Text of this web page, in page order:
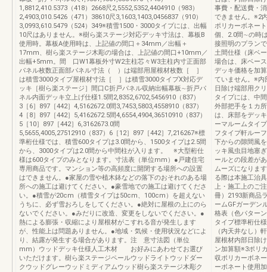
1,8812,410.5373（418）2668尺2,5552,5352,4404910（983）
2,4903,010.5426（471）38610尺3,1603,1403,0456837（910）
3,0993,610.5479（524）349※積雪1500・3000タイプには、出幅
10尺はありません。※樹ら楽ステージ対応デッキ寸法は、幕板B
使用時。幕板A使用時は、上記値の間口＋34mm／出幅＋
17mm、樹ら楽ステージ木彫の場合は、上記値の間口+10mm／
出幅+5mm。間 口W1幕板外寸W2主柱芯々W3主柱内寸正面部
パネル枚数正面部パネル寸法（ ）は端部用屋根材枚数［ ］
は積雪3000タイプ屋根材寸法［ ］は積雪3000タイプX対応デ
ッキ［樹ら楽ステージ］間口C折戸パネル収納出幅幕板∼折戸パ
ネル内面デッキ立上げ仕様1.5間2,8352,6702,5456910（837）
3［6］897［442］4,5162672.0間3,7453,5803,4558910（837）
4［8］897［442］5,4162672.5間4,6554,4904,36510910（837）
5［10］897［442］6,3162673.0間
5,5655,4005,27512910（837）6［12］897［442］7,216267※標
準桁仕様では、積雪600タイプは3.0間から、1500タイプは2.5間
から、3000タイプは2.0間から中間柱が入ります。 ※大型桁仕
様は600タイプのみとなります。寸法表（単位mm）●戸建住宅
専用商品です。マンション等の高頻度に開閉する場所への設置
はできません。●家屋の雪や植木鉢などの落下のおそれのある場
所への施工は避けてください。●豪雪地での施工は避けてくださ
い。●積雪が20cm（積雪タイプは50cm、100cm）を超えない
うちに、必ず雪おろしをしてください。●絶対に屋根の上にのら
ないでください。●みだりに改造、変更をしないでください。●
熱による膨張・収縮により屋根材がこすれる音が発生します
が、性能上は問題ありません。●地域・気候・使用状況などによ
り、結露が発生する場合があります。注 意寸法図（単位
mm）ウッドデッキ仕様人工木材 お好みにあわせてお選び
いただけます。樹ら楽ステージペールウッドライトウッドダー
クウッドグレーウッドミディアムウッド樹ら楽ステージ木彫ク
事費・配送費・
できません。※2
ポリカーボネー
個、2.0間∼の時
接照明のプラン
土間仕様（床ベ
場合は、床ベー
デッキ価格を加
ていません。※内
日除け端部用ク
タイプには、中
外部把手を１カ
は、床部をデッ
ーマルームタイ
フタイプ軒ルー
下からの隙間風
ッキ風虫目地塞
ールとの段差が
ムーズになりま
る際は本施工治
上・施工上のご
冊）2193新商品
ームGFガーデン
格表（色パター
タイプ標準桁仕
（内天井なし）
屋根材内部日除
ン加算額※3ポリ
収ポリカーボネ
ーボネート使用